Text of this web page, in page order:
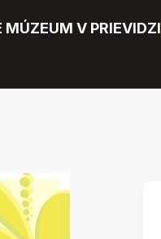
V PRIEVIDZI